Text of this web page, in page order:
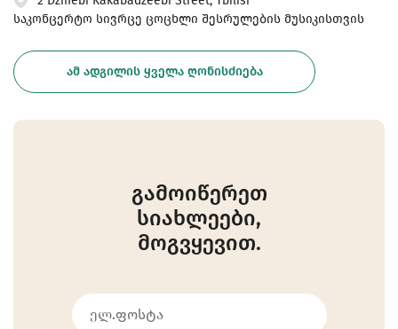
საკონცერტო სივრცე ცოცხლი შესრულების მუსიკისთვის
ᲐᲛ ᲐᲓᲒᲘᲚᲘᲡ ᲧᲕᲔᲚᲐ ᲦᲝᲜᲘᲡᲫᲘᲔᲑᲐ
გამოიწერეთ
სიახლეები,
მოგვყევით.